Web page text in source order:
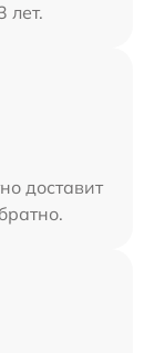
лет.
доставит